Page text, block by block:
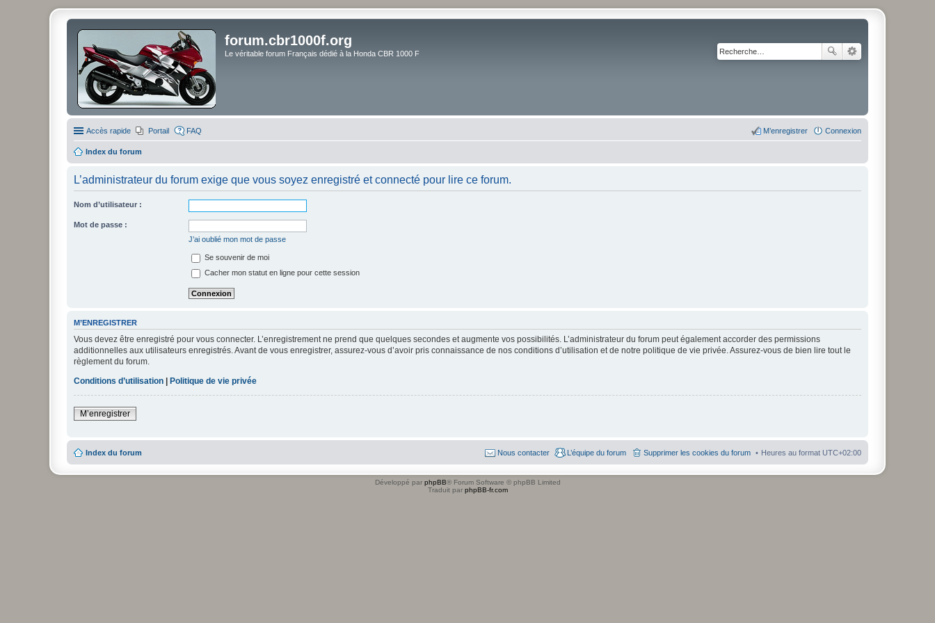
forum.cbr1000f.org
Le véritable forum Français dédié à la Honda CBR 1000 F
Accès rapide Portail FAQ Connexion
M’enregistrer
Index du forum
L’administrateur du forum exige que vous soyez enregistré et connecté pour lire ce forum.
Nom d’utilisateur :
Mot de passe :
J’ai oublié mon mot de passe
Se souvenir de moi
Cacher mon statut en ligne pour cette session
M’ENREGISTRER
Vous devez être enregistré pour vous connecter. L’enregistrement ne prend que quelques secondes et augmente vos possibilités. L’administrateur du forum peut également accorder des permissions
additionnelles aux utilisateurs enregistrés. Avant de vous enregistrer, assurez-vous d’avoir pris connaissance de nos conditions d’utilisation et de notre politique de vie privée. Assurez-vous de bien lire tout le
règlement du forum.
Conditions d’utilisation | Politique de vie privée
M’enregistrer
Index du forum Heures au format UTC+02:00
Supprimer les cookies du forum
L’équipe du forum
Nous contacter
Développé par phpBB® Forum Software © phpBB Limited
Traduit par phpBB-fr.com